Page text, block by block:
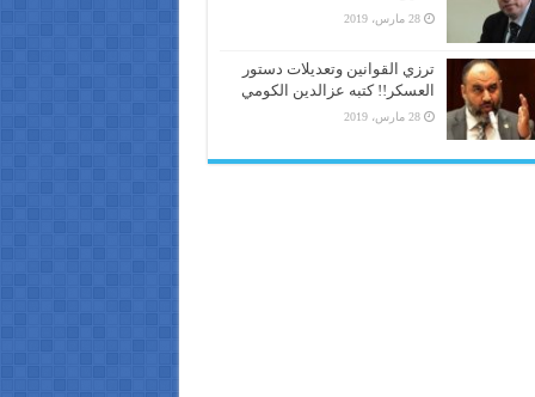
28 مارس، 2019
ترزي القوانين وتعديلات دستور
العسكر!! كتبه عزالدين الكومي
28 مارس، 2019